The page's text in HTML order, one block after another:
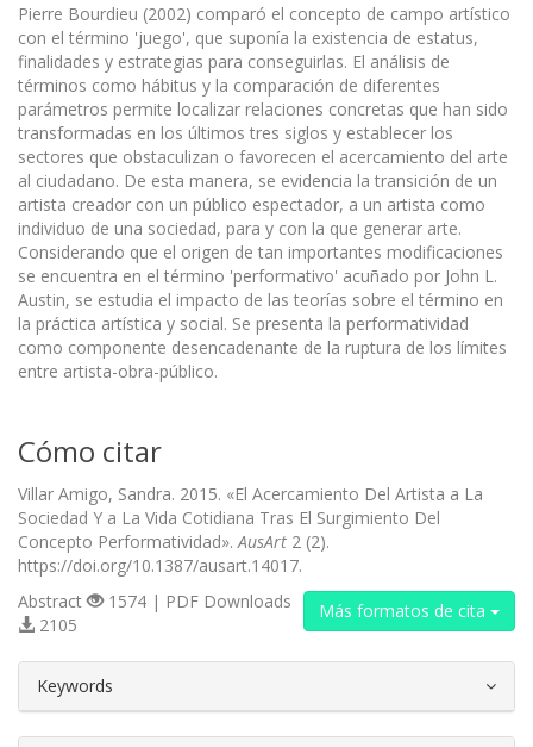
Pierre Bourdieu (2002) comparó el concepto de campo artístico
con el término 'juego', que suponía la existencia de estatus,
finalidades y estrategias para conseguirlas. El análisis de
términos como hábitus y la comparación de diferentes
parámetros permite localizar relaciones concretas que han sido
transformadas en los últimos tres siglos y establecer los
sectores que obstaculizan o favorecen el acercamiento del arte
al ciudadano. De esta manera, se evidencia la transición de un
artista creador con un público espectador, a un artista como
individuo de una sociedad, para y con la que generar arte.
Considerando que el origen de tan importantes modificaciones
se encuentra en el término 'performativo' acuñado por John L.
Austin, se estudia el impacto de las teorías sobre el término en
la práctica artística y social. Se presenta la performatividad
como componente desencadenante de la ruptura de los límites
entre artista-obra-público.
Cómo citar
Villar Amigo, Sandra. 2015. «El Acercamiento Del Artista a La
Sociedad Y a La Vida Cotidiana Tras El Surgimiento Del
Concepto Performatividad». AusArt 2 (2).
https://doi.org/10.1387/ausart.14017.
Más formatos de cita
Abstract
1574 | PDF Downloads
2105
Keywords